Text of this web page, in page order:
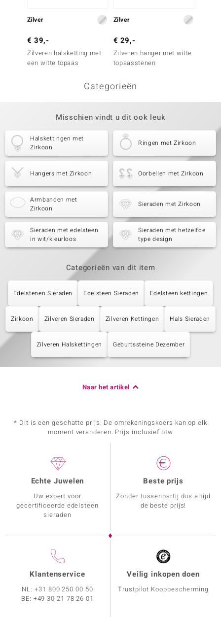
Zilver
€ 39,-
Zilveren halsketting met
een witte topaas
Zilver
€ 29,-
Zilveren hanger met witte
topaasstenen
Categorieën
Misschien vindt u dit ook leuk
Halskettingen met
Zirkoon
Ringen met Zirkoon
Hangers met Zirkoon Oorbellen met Zirkoon
Armbanden met
Zirkoon
Sieraden met Zirkoon
Sieraden met edelsteen
in wit/kleurloos
Sieraden met hetzelfde
type design
Categorieën van dit item
Edelstenen Sieraden Edelsteen Sieraden Edelsteen kettingen
Zirkoon Zilveren Sieraden Zilveren Kettingen Hals Sieraden
Zilveren Halskettingen Geburtssteine Dezember
Naar het artikel
* Dit is een geschatte prijs. De omrekeningskoers kan op elk
moment veranderen. Prijs inclusief btw
Echte Juwelen
Uw expert voor
gecertificeerde edelsteen
sieraden
Beste prijs
Zonder tussenpartij dus altijd
de beste prijs!
Klantenservice
NL:+31 800 250 00 50
BE: +49 30 21 78 26 01
Veilig inkopen doen
Trustpilot Koopbescherming